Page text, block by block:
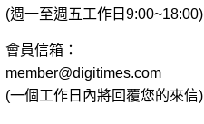
(週一至週五工作日9:00~18:00)
會員信箱：
member@digitimes.com
(一個工作日內將回覆您的來信)